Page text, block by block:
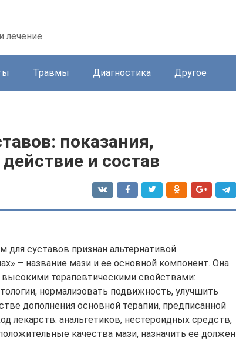
лечение
Травмы Диагностика Другое
показания,
и состав
суставов признан альтернативой
– название мази и ее основной компонент. Она
высокими терапевтическими свойствами:
нормализовать подвижность, улучшить
дополнения основной терапии, предписанной
лекарств: анальгетиков, нестероидных средств,
качества мази, назначить ее должен